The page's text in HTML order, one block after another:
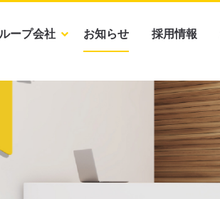
ープ会社 お知らせ 採用情報